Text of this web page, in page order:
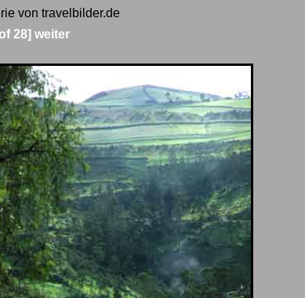
von travelbilder.de
28] weiter